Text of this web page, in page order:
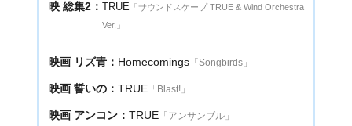
映 総集2：TRUE 「サウンドスケープ TRUE & Wind Orchestra
Ver.」
映画 リズ青： Homecomings 「Songbirds」
映画 誓いの：TRUE 「Blast!」
映画 アンコン：TRUE 「アンサンブル」